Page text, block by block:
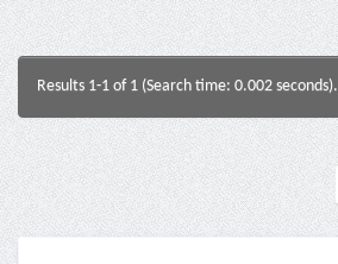
Results 1-1 of 1 (Search time: 0.002 seconds).